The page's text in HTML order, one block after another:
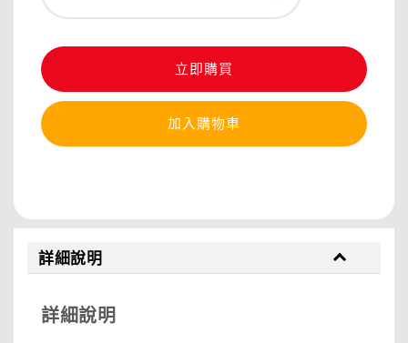
立即購買
加入購物車
詳細說明
詳細說明